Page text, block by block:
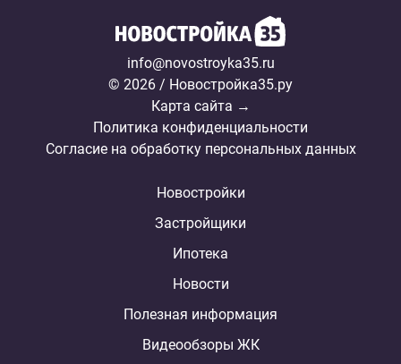
info@novostroyka35.ru
© 2026 / Новостройка35.ру
Карта сайта →
Политика конфиденциальности
Согласие на обработку персональных данных
Новостройки
Застройщики
Ипотека
Новости
Полезная информация
Видеообзоры ЖК